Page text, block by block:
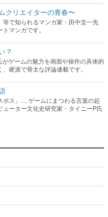
クリエイターの青春〜
等で知られるマンガ家・田中圭一先
マンガです。
？
ゲームの魅力を画面や操作の具体的
硬派で骨太な評論連載です。
ボス」… ゲームにまつわる言葉の起
ーター文化史研究家・タイニーP氏